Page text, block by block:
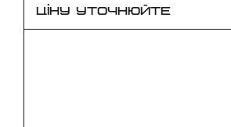
ЦІНУ УТОЧНЮЙТЕ